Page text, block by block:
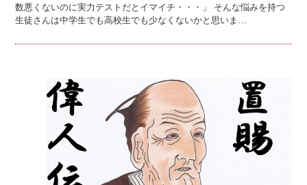
数悪くないのに実力テストだとイマイチ・・・」 そんな悩みを持つ
生徒さんは中学生でも高校生でも少なくないかと思いま…